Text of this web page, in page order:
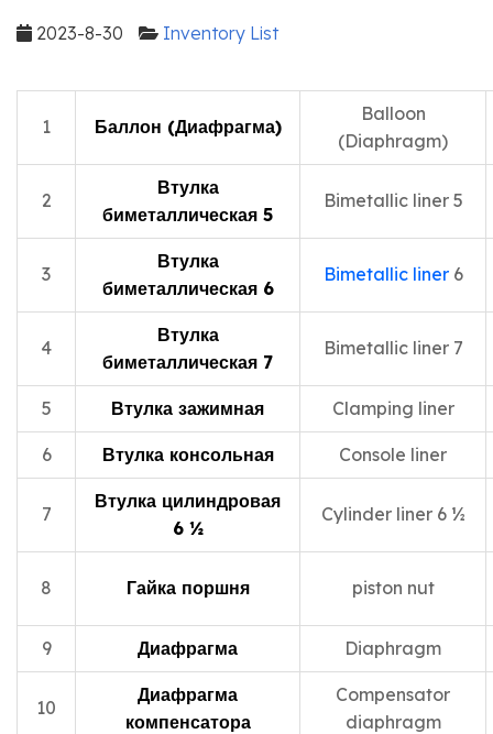
2023-8-30 Inventory List
1 Баллон (Диафрагма)
Balloon
(Diaphragm)
2
Втулка
биметаллическая 5
Bimetallic liner 5
3
Втулка
биметаллическая 6
Bimetallic liner6
4
Втулка
биметаллическая 7
Bimetallic liner 7
5 Втулка зажимная Clamping liner
6 Втулка консольная Console liner
7
Втулка цилиндровая
6 ½
Cylinder liner 6 ½
8 Гайка поршня piston nut
9 Диафрагма Diaphragm
10
Диафрагма
компенсатора
Compensator
diaphragm